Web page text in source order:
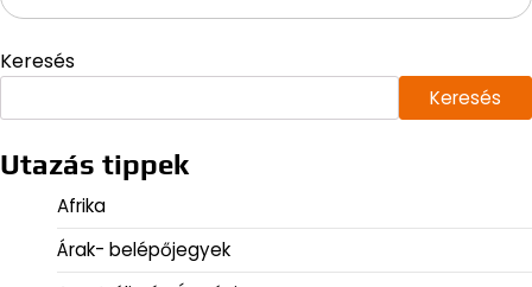
Keresés
Keresés
Utazás tippek
Afrika
Árak- belépőjegyek